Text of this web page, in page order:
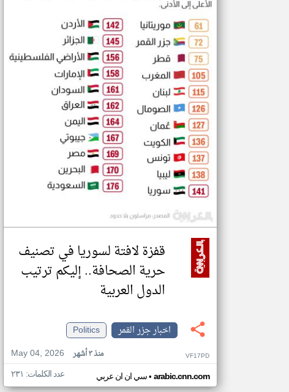
قفزة لافتة لسوريا في تصنيف
حرية الصحافة.. إليكم ترتيب
الدول العربية
اخبار جزر القمر
Politics
May 04, 2026
منذ ٣ أشهر VF17PD
سي ان ان عربي• arabic.cnn.com عدد الكلمات: ٢٣١